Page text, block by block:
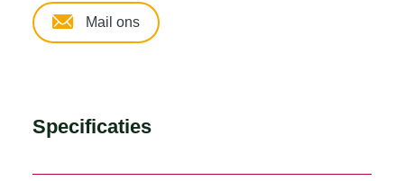
Mail ons
Specificaties